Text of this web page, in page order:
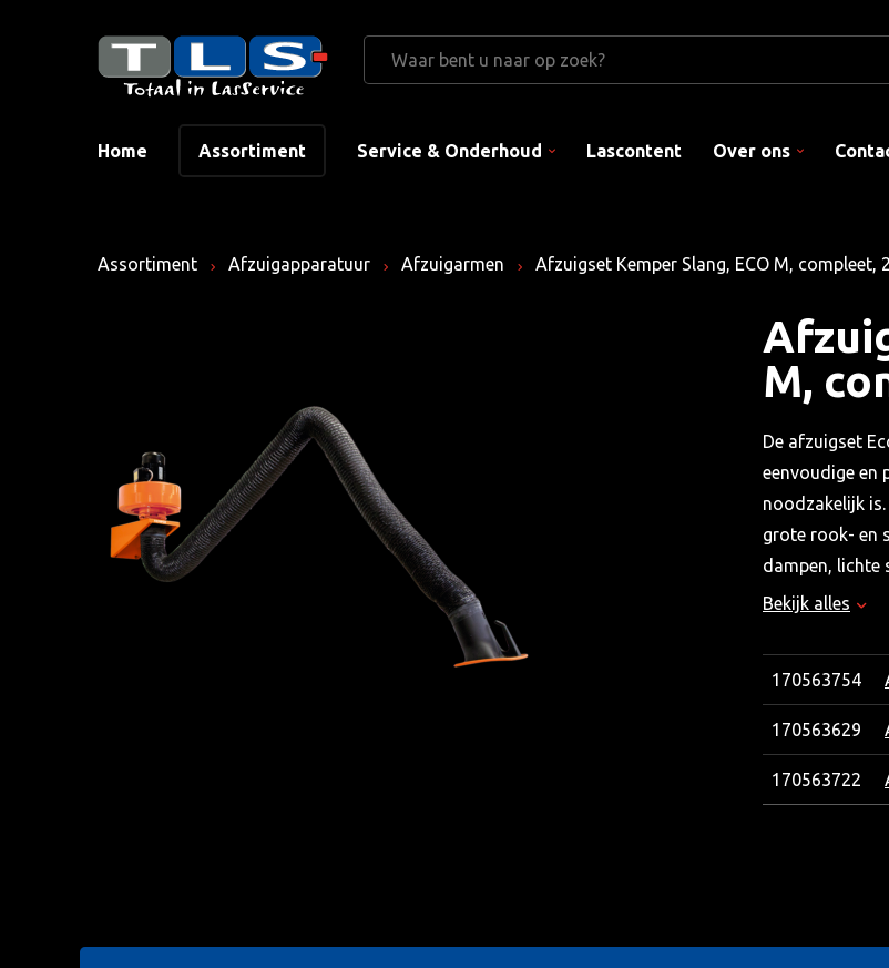
Home Assortiment Service & Onderhoud Lascontent Over ons
Assortiment Afzuigapparatuur Afzuigarmen Afzuigset Kemper Slang, ECO M, compleet,
M,
De afzuigset
eenvoudige en
noodzakelijk
grote rook- en
dampen, lichte
Bekijk alles
170563754
170563629
170563722